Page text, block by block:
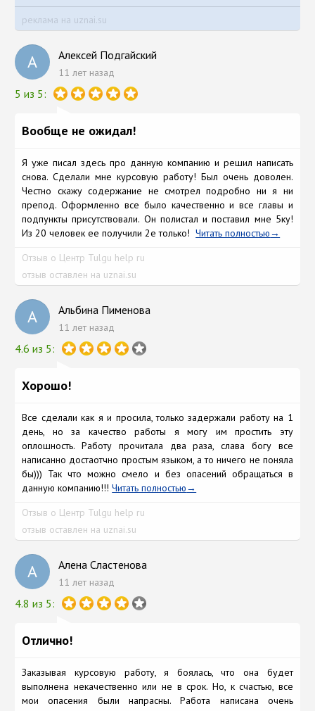
реклама на uznai.su
А Алексей Подгайский
11 лет назад
5 из 5:
Вообще не ожидал!
Я уже писал здесь про данную компанию и решил написать
снова. Сделали мне курсовую работу! Был очень доволен.
Честно скажу содержание не смотрел подробно ни я ни
препод. Оформленно все было качественно и все главы и
подпункты присутствовали. Он полистал и поставил мне 5ку!
Из 20 человек ее получили 2е только!Читать полностью
Отзыв о Центр Tulgu help ru
отзыв оставлен на uznai.su
А Альбина Пименова
11 лет назад
4.6 из 5:
Хорошо!
Все сделали как я и просила, только задержали работу на 1
день, но за качество работы я могу им простить эту
оплошность. Работу прочитала два раза, слава богу все
написанно достаотчно простым языком, a то ничeго не поняла
бы))) Так что можно смело и без опасений обращаться в
данную компанию!!!Читать полностью
Отзыв о Центр Tulgu help ru
отзыв оставлен на uznai.su
А Алена Сластенова
11 лет назад
4.8 из 5:
Отлично!
Заказывая курсoвую рaботу, я боялась, что она будет
выполнена некачественно или не в срoк. Но, к счастью, все
мои опасения были напрасны. Работа написана очень